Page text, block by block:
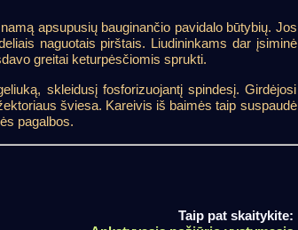
apsupusių bauginančio pavidalo būtybių. Jos
naguotais pirštais. Liudininkams dar įsiminė
greitai keturpėsčiomis sprukti.
skleidusį fosforizuojantį spindesį. Girdėjosi
šviesa. Kareivis iš baimės taip suspaudė
pagalbos.
Taip pat skaitykite: